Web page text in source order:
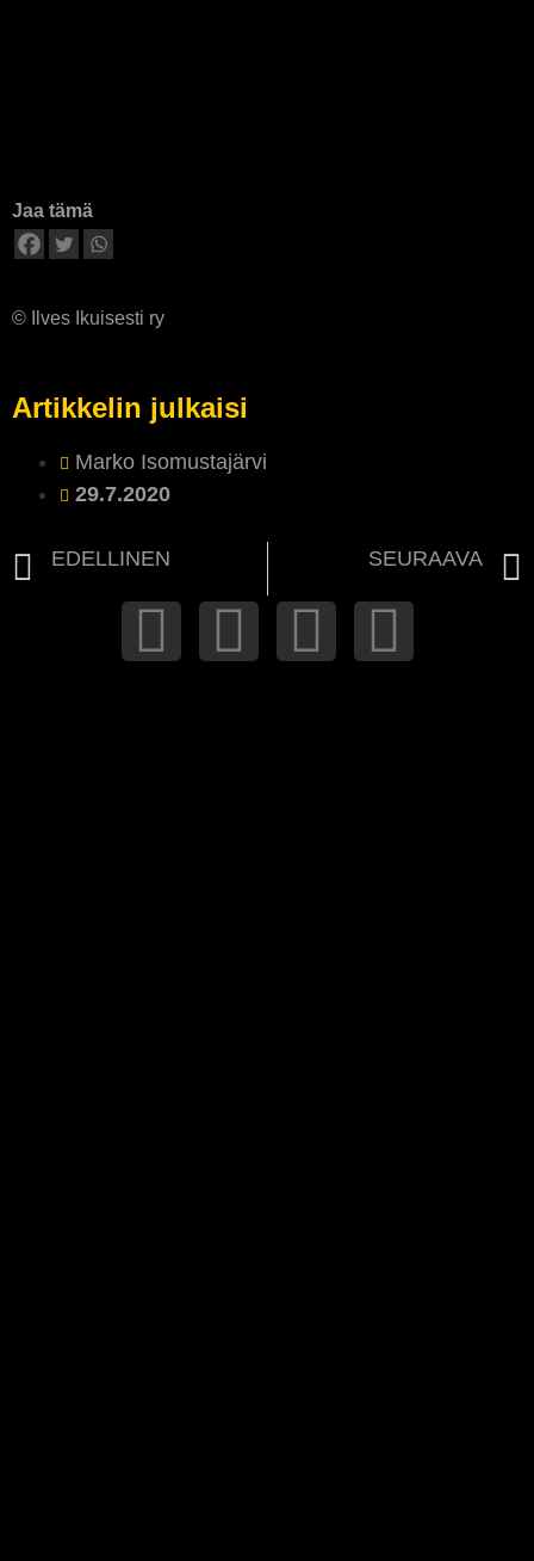
Jaa tämä
© Ilves Ikuisesti ry
Artikkelin julkaisi
Marko Isomustajärvi
29.7.2020
EDELLINEN SEURAAVA